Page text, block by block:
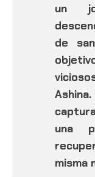
un
de
una
misma